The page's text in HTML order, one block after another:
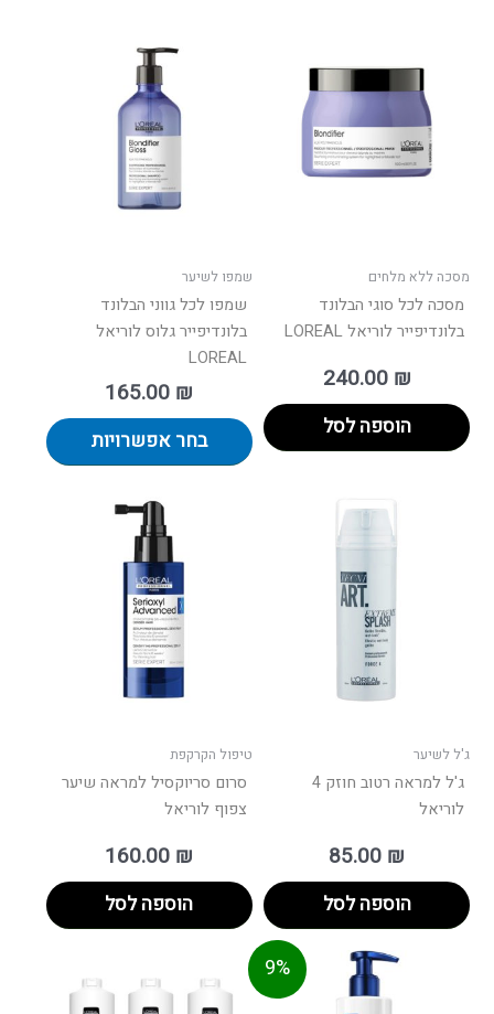
מסכה ללא מלחים
מסכה לכל סוגי הבלונד
בלונדיפייר לוריאל LOREAL
240.00 ₪
הוספה לסל
שמפו לשיער
שמפו לכל גווני הבלונד
בלונדיפייר גלוס לוריאל
LOREAL
165.00 ₪
בחר אפשרויות
ג'ל לשיער
ג'ל למראה רטוב חוזק 4
לוריאל
85.00 ₪
הוספה לסל
טיפול הקרקפת
סרום סריוקסיל למראה שיער
צפוף לוריאל
160.00 ₪
הוספה לסל
9% המחיר
המקורי